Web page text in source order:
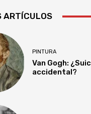
ARTÍCULOS
PINTURA
Van Gogh:
accidental?